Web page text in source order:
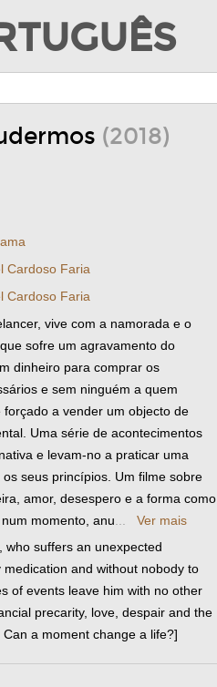
(2018)
Cardoso Faria
Cardoso Faria
vive com a namorada e o
sofre um agravamento do
dinheiro para comprar os
e sem ninguém a quem
forçado a vender um objecto de
Uma série de acontecimentos
e levam-no a praticar uma
seus princípios. Um filme sobre
amor, desespero e a forma como
momento, anu
Ver mais
who suffers an unexpected
and without nobody to
of events leave him with no other
precarity, love, despair and the
a moment change a life?]